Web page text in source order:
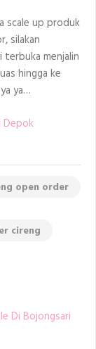
scale up produk
silakan
terbuka menjalin
hingga ke
ya…
Depok
open order
cireng
Di Bojongsari